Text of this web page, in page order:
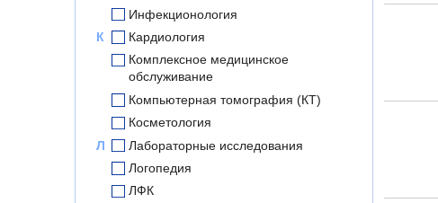
Инфекционология
К
Кардиология
Комплексное медицинское
обслуживание
Компьютерная томография (КТ)
Косметология
Л
Лабораторные исследования
Логопедия
ЛФК